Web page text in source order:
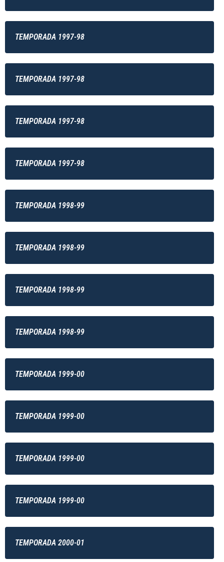
TEMPORADA 1997-98
TEMPORADA 1997-98
TEMPORADA 1997-98
TEMPORADA 1997-98
TEMPORADA 1998-99
TEMPORADA 1998-99
TEMPORADA 1998-99
TEMPORADA 1998-99
TEMPORADA 1999-00
TEMPORADA 1999-00
TEMPORADA 1999-00
TEMPORADA 1999-00
TEMPORADA 2000-01